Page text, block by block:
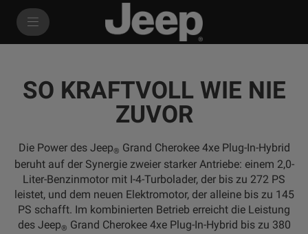
SO KRAFTVOLL WIE NIE
ZUVOR
Die Power des Jeep® Grand Cherokee 4xe Plug-In-Hybrid
beruht auf der Synergie zweier starker Antriebe: einem 2,0-
Liter-Benzinmotor mit I-4-Turbolader, der bis zu 272 PS
leistet, und dem neuen Elektromotor, der alleine bis zu 145
PS schafft. Im kombinierten Betrieb erreicht die Leistung
des Jeep® Grand Cherokee 4xe Plug-In-Hybrid bis zu 380